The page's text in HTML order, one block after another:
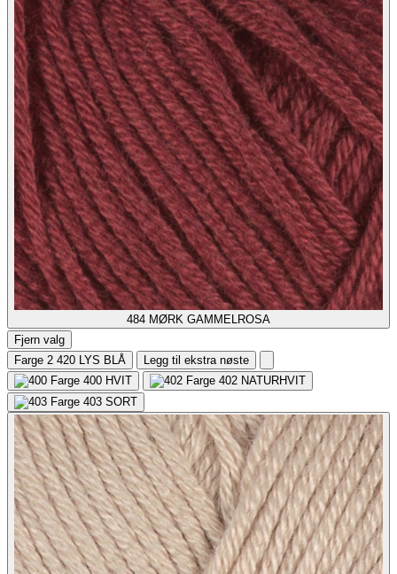
484 MØRK GAMMELROSA
Fjern valg
Farge 2 420 LYS BLÅ
Legg til ekstra nøste
400 HVIT 402 NATURHVIT
403 SORT